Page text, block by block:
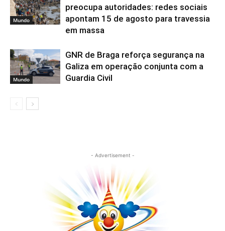
Mundo
preocupa autoridades: redes sociais
apontam 15 de agosto para travessia
em massa
Mundo
GNR de Braga reforça segurança na
Galiza em operação conjunta com a
Guardia Civil
- Advertisement -